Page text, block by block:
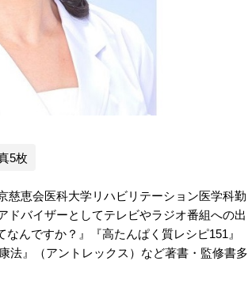
5枚
慈恵会医科大学リハビリテーション医学科勤
ドバイザーとしてテレビやラジオ番組への出
んですか？』『高たんぱく質レシピ151』
法』（アントレックス）など著書・監修書多